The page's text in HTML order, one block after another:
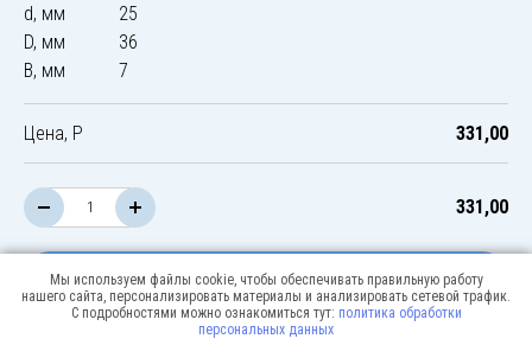
d, мм
25
D, мм
36
B, мм
7
Цена, Р 331,00
331,00
В корзину
Мы используем файлы cookie, чтобы обеспечивать правильную работу
нашего сайта, персонализировать материалы и анализировать сетевой трафик.
С подробностями можно ознакомиться тут: политика обработки
персональных данных